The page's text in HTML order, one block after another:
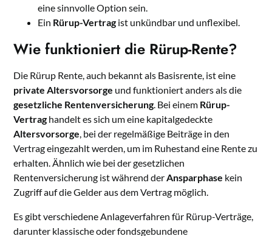
eine sinnvolle Option sein.
Ein Rürup-Vertrag ist unkündbar und unflexibel.
Wie funktioniert die Rürup-Rente?
Die Rürup Rente, auch bekannt als Basisrente, ist eine
private Altersvorsorge und funktioniert anders als die
gesetzliche Rentenversicherung. Bei einem Rürup-
Vertrag handelt es sich um eine kapitalgedeckte
Altersvorsorge, bei der regelmäßige Beiträge in den
Vertrag eingezahlt werden, um im Ruhestand eine Rente zu
erhalten. Ähnlich wie bei der gesetzlichen
Rentenversicherung ist während derAnsparphase kein
Zugriff auf die Gelder aus dem Vertrag möglich.
Es gibt verschiedene Anlageverfahren für Rürup-Verträge,
darunter klassische oder fondsgebundene